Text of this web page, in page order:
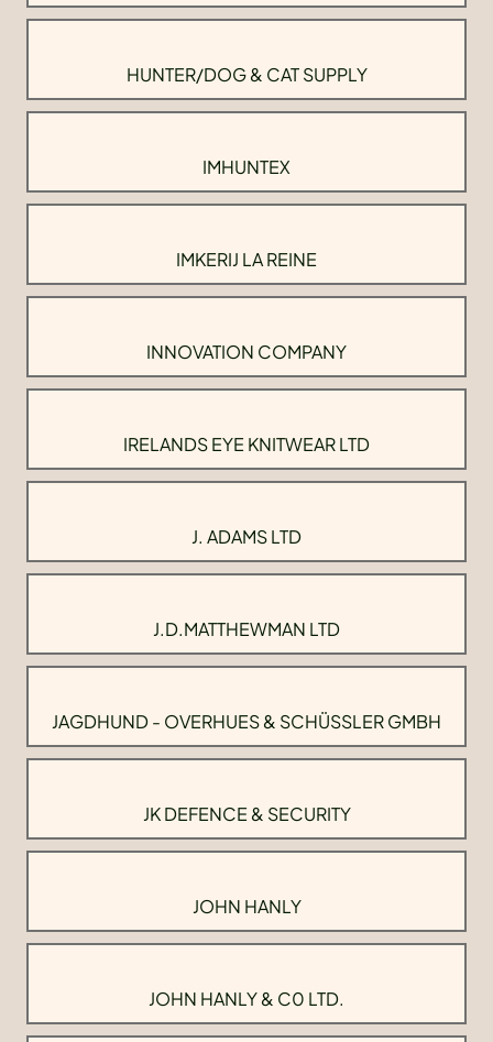
HUNTER/DOG & CAT SUPPLY
IMHUNTEX
IMKERIJ LA REINE
INNOVATION COMPANY
IRELANDS EYE KNITWEAR LTD
J. ADAMS LTD
J.D.MATTHEWMAN LTD
JAGDHUND - OVERHUES & SCHÜSSLER GMBH
JK DEFENCE & SECURITY
JOHN HANLY
JOHN HANLY & C0 LTD.